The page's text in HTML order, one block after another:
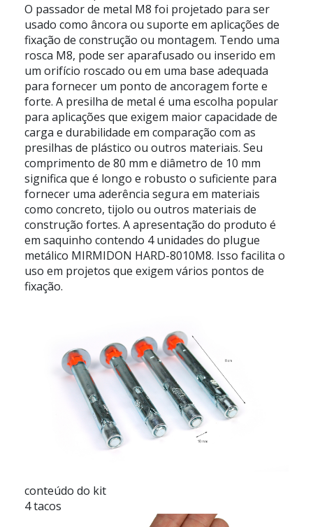
O passador de metal M8 foi projetado para ser
usado como âncora ou suporte em aplicações de
fixação de construção ou montagem. Tendo uma
rosca M8, pode ser aparafusado ou inserido em
um orifício roscado ou em uma base adequada
para fornecer um ponto de ancoragem forte e
forte. A presilha de metal é uma escolha popular
para aplicações que exigem maior capacidade de
carga e durabilidade em comparação com as
presilhas de plástico ou outros materiais. Seu
comprimento de 80 mm e diâmetro de 10 mm
significa que é longo e robusto o suficiente para
fornecer uma aderência segura em materiais
como concreto, tijolo ou outros materiais de
construção fortes. A apresentação do produto é
em saquinho contendo 4 unidades do plugue
metálico MIRMIDON HARD-8010M8. Isso facilita o
uso em projetos que exigem vários pontos de
fixação.
conteúdo do kit
4 tacos